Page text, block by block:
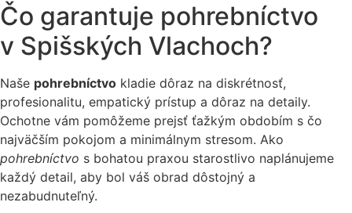
Čo garantuje pohrebníctvo
v Spišských Vlachoch?
Naše pohrebníctvo kladie dôraz na diskrétnosť,
profesionalitu, empatický prístup a dôraz na detaily.
Ochotne vám pomôžeme prejsť ťažkým obdobím s čo
najväčším pokojom a minimálnym stresom. Ako
pohrebníctvo s bohatou praxou starostlivo naplánujeme
každý detail, aby bol váš obrad dôstojný a
nezabudnuteľný.